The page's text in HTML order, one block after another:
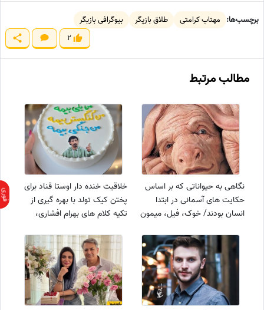
برچسب‌ها: مهتاب کرامتی طلاق بازیگر
بیوگرافی بازیگر
2
مطالب مرتبط
نگاهی به حیواناتی که بر اساس
حکایت های آسمانی در ابتدا
انسان بودند/ خوک، فیل، میمون
خلاقیت خنده دار اوستا قناد برای
پختن کیک تولد با بهره گیری از
تکیه کلام های بهرام افشاری،
سریال پایتخت7/ من یلی بیمه
من جنگی بیمه!+فیلم